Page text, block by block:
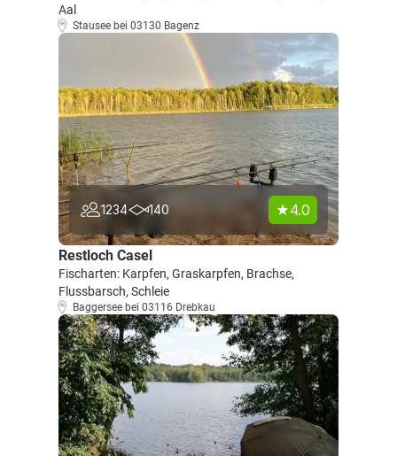
Aal
Stausee bei 03130 Bagenz
1234 140 4.0
Restloch Casel
Fischarten: Karpfen, Graskarpfen, Brachse,
Flussbarsch, Schleie
Baggersee bei 03116 Drebkau